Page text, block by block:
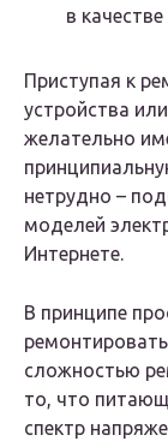
в
Приступая к
устройства
желательно
нетрудно –
моделей
Интернете.
В принципе
сложностью
то, что
спектр